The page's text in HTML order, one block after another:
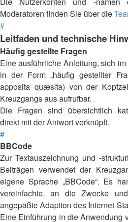
Moderatoren finden Sie über die
#
Leitfaden und technische
Häufig gestellte Fragen
Eine ausführliche Anleitung, sich
in der Form „häufig gestellter
apposita quæsita) von der
Kreuzgangs aus aufrufbar.
Die Fragen sind übersichtlich
direkt mit der Antwort verknüpft.
#
BBCode
Zur Textauszeichnung und -
Beiträgen verwendet der
eigene Sprache „BBCode“. Es
vereinfachte, an die Zwecke
angepaßte Adaption des Internet-
Eine Einführung in die Anwendung